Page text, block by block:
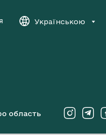
Українською
область